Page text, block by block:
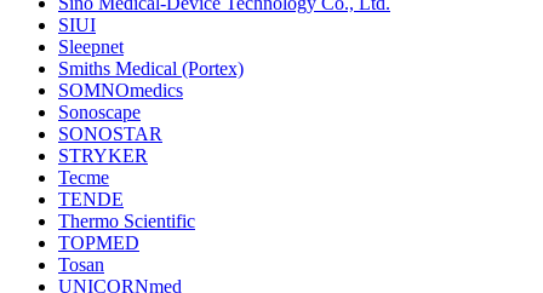
SIUI
Sleepnet
Smiths Medical (Portex)
SOMNOmedics
Sonoscape
SONOSTAR
STRYKER
Tecme
TENDE
Thermo Scientific
TOPMED
Tosan
UNICORNmed